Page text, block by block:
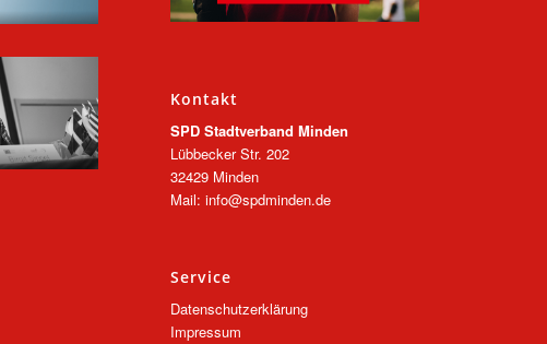
Kontakt
SPD Stadtverband Minden
Lübbecker Str. 202
32429 Minden
Mail: info@spdminden.de
Service
Datenschutzerklärung
Impressum